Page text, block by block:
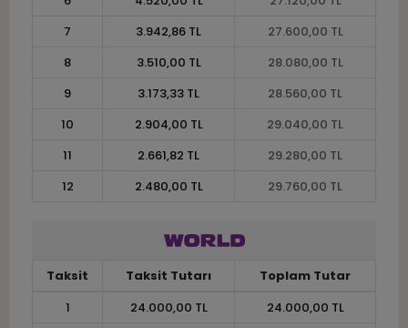
7
3.942,86 TL
27.600,00 TL
8
3.510,00 TL
28.080,00 TL
9
3.173,33 TL
28.560,00 TL
10
2.904,00 TL
29.040,00 TL
11
2.661,82 TL
29.280,00 TL
12
2.480,00 TL 29.760,00 TL
Taksit Taksit Tutarı
Toplam Tutar
1
24.000,00 TL
24.000,00 TL